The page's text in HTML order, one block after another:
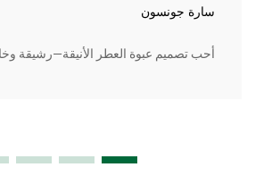
سارة جونسون
أحب تصميم عبوة العطر الأنيقة—رشيقة